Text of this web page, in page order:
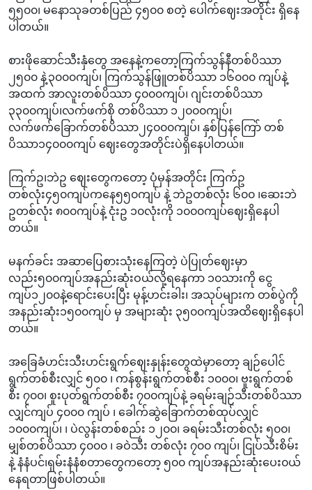
၅၅၀၀၊ မနောသုခတစ်ပြည် ၄၅၀၀ စတဲ့ ပေါက်ဈေးအတိုင်း ရှိနေ
ပါတယ်။
စားဖိုဆောင်သီးနှံတွေ အနေနဲ့ကတော့ကြက်သွန်နီတစ်ပိဿာ
၂၅၀၀ နဲ့၃၀၀၀ကျပ်၊ ကြက်သွန်ဖြူတစ်ပိဿာ ၁၆၀၀၀ ကျပ်နဲ့
အထက် အာလူးတစ်ပိဿာ ၄၀၀၀ကျပ်၊ ဂျင်းတစ်ပိဿာ
၃၃၀၀ကျပ်၊လက်ဖက်စို တစ်ပိဿာ ၁၂၀၀၀ကျပ်၊
လက်ဖက်ခြောက်တစ်ပိဿာ၂၄၀၀၀ကျပ်၊ နှစ်ပြန်ကြော် တစ်
ပိဿာ၁၄၀၀၀ကျပ် ဈေးတွေအတိုင်းပဲရှိနေပါတယ်။
ကြက်ဥ၊ဘဲဥ ဈေးတွေကတော့ ပုံမှန်အတိုင်း ကြက်ဥ
တစ်လုံး၄၅၀ကျပ်ကနေ၅၅၀ကျပ် နဲ့ ဘဲဥတစ်လုံး ၆၀၀ ၊ဆေးဘဲ
ဥတစ်လုံး ၈၀၀ကျပ်နဲ့ ငုံးဥ ၁၀လုံးကို ‌၁၀၀၀ကျပ်ဈေးရှိနေပါ
တယ်။
မနက်ခင်း အဆာပြေစားသုံးနေကြတဲ့ ပဲပြုတ်ဈေးမှာ
လည်း၅၀၀ကျပ်အနည်းဆုံးဝယ်လို့ရနေကာ ၁၀သားကို ငွေ
ကျပ်၁၂၀၀နဲ့ရောင်းပေးပြီး မုန့်ဟင်းခါး၊ အသုပ်များက တစ်ပွဲကို
အနည်းဆုံး၁၅၀၀ကျပ် မှ အများဆုံး ၃၅၀၀ကျပ်အထိဈေးရှိနေပါ
တယ်။
အခြေခံဟင်းသီးဟင်းရွက်ဈေးနှုန်းတွေထဲမှာတော့ ချဉ်ပေါင်
ရွက်တစ်စီးလျှင် ၅၀၀ ၊ ကန်စွန်းရွက်တစ်စီး ၁၀၀၀၊ ဗူးရွက်တစ်
စီး ၇၀၀၊ စူးပုတ်ရွက်တစ်စီး ၇၀၀ကျပ်နဲ့ ခရမ်းချဉ်သီးတစ်ပိဿာ
လျှင်ကျပ် ၄၀၀၀ ကျပ် ၊ ခေါက်ဆွဲခြောက်တစ်ထုပ်လျှင်
၁၀၀၀ကျပ်၊ ၊ ပဲလွန်းတစ်စည်း ၁၂၀၀၊ ခရမ်းသီးတစ်လုံး ၅၀၀၊
မျှစ်တစ်ပိဿာ ၄၀၀၀ ၊ ခဝဲသီး တစ်လုံး ၇၀၀ ကျပ်၊ ငြုပ်သီးစိမ်း
နဲ့ နံနံပင်၊ရှမ်းနံနံစတာတွေကတော့ ၅၀၀ ကျပ်အနည်းဆုံးပေး၀ယ်
နေရတာဖြစ်ပါတယ်။